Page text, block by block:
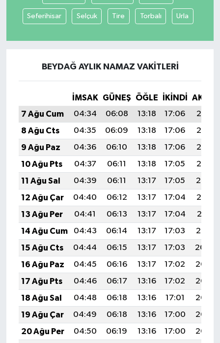
Seferihisar Selçuk Tire Torbalı Urla
BEYDAĞ AYLIK NAMAZ VAKITLERI
İMSAK GÜNEŞ ÖĞLE İKINDI
7 Ağu Cum
04:34 06:08 13:18 17:06
20:18
8 Ağu Cts
04:35 06:09 13:18 17:06
20:17
9 Ağu Paz
04:36 06:10 13:18 17:06
20:16
10 Ağu Pts
04:37 06:11 13:18 17:05
20:15
11 Ağu Sal
04:39 06:11 13:17 17:05
20:14
12 Ağu Çar
04:40 06:12 13:17 17:04
20:12
13 Ağu Per
04:41 06:13 13:17 17:04
20:11
14 Ağu Cum
04:43 06:14 13:17 17:03
20:10
15 Ağu Cts
04:44 06:15 13:17 17:03
20:09
16 Ağu Paz
04:45 06:16 13:17 17:02
20:07
17 Ağu Pts
04:46 06:17 13:16 17:02
20:06
18 Ağu Sal
04:48 06:18 13:16 17:01
20:05
19 Ağu Çar
04:49 06:18 13:16 17:00
20:03
20 Ağu Per
04:50 06:19 13:16 17:00
20:02